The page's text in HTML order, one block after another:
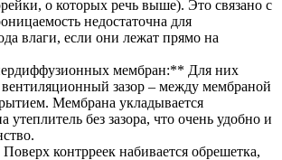
о которых речь выше). Это связано с
недостаточна для
влаги, если они лежат прямо на
мембран:** Для них
зазор – между мембраной
Мембрана укладывается
утеплитель без зазора, что очень удобно и
контрреек набивается обрешетка,